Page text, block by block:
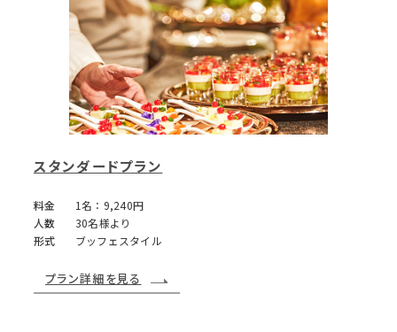
スタンダードプラン
料金
1名：9,240円
人数
30名様より
形式
ブッフェスタイル
プラン詳細を見る